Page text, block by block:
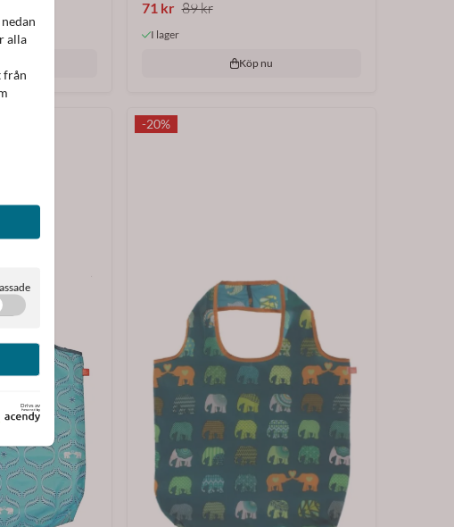
71 kr 89 kr
I lager
Köp nu
-20%
alla
från
Drivs av